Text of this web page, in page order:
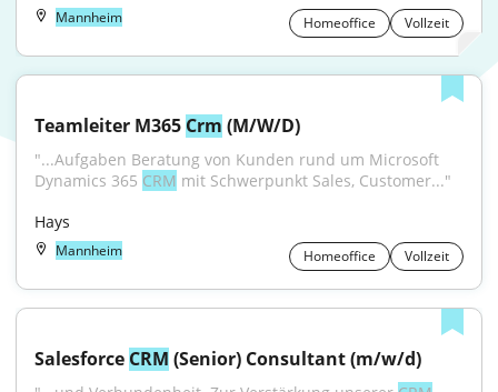
Mannheim Homeoffice Vollzeit
Teamleiter M365 Crm (M/W/D)
"...Aufgaben Beratung von Kunden rund um Microsoft
Dynamics 365 CRM mit Schwerpunkt Sales, Customer..."
Hays
Mannheim Homeoffice Vollzeit
Salesforce CRM (Senior) Consultant (m/w/d)